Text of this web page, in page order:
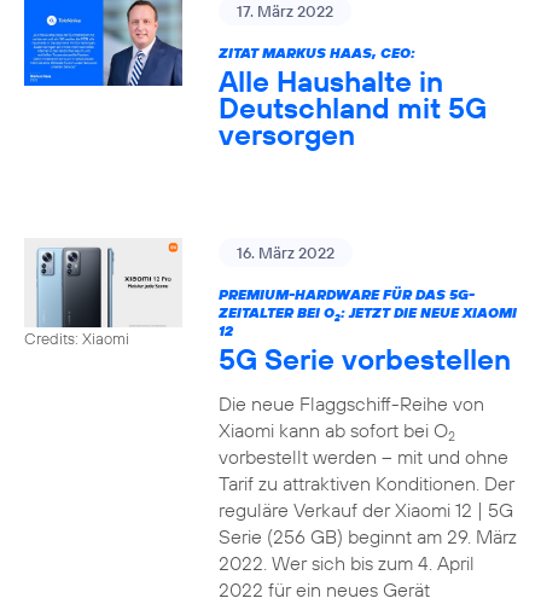
17. März 2022
ZITAT MARKUS HAAS, CEO:
Alle Haushalte in
Deutschland mit 5G
versorgen
Credits: Xiaomi
16. März 2022
PREMIUM-HARDWARE FÜR DAS 5G-
ZEITALTER BEI O2: JETZT DIE NEUE XIAOMI
12
5G Serie vorbestellen
Die neue Flaggschiff-Reihe von
Xiaomi kann ab sofort bei O2
vorbestellt werden – mit und ohne
Tarif zu attraktiven Konditionen. Der
reguläre Verkauf der Xiaomi 12 | 5G
Serie (256 GB) beginnt am 29. März
2022. Wer sich bis zum 4. April
2022 für ein neues Gerät